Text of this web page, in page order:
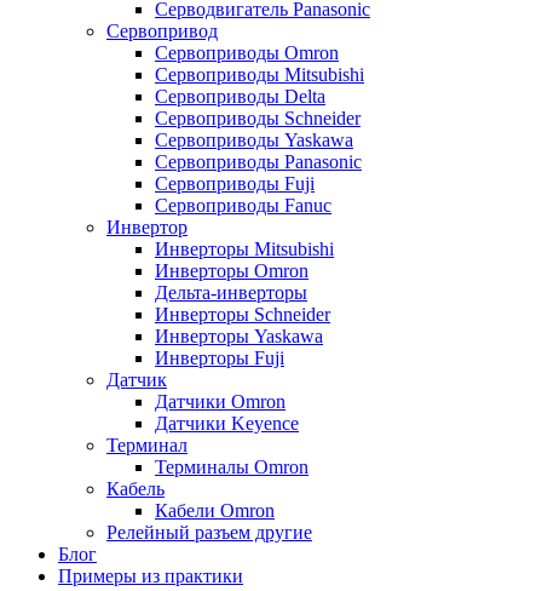
Серводвигатель Panasonic
Сервопривод
Сервоприводы Omron
Сервоприводы Mitsubishi
Сервоприводы Delta
Сервоприводы Schneider
Сервоприводы Yaskawa
Сервоприводы Panasonic
Сервоприводы Fuji
Сервоприводы Fanuc
Инвертор
Инверторы Mitsubishi
Инверторы Omron
Дельта-инверторы
Инверторы Schneider
Инверторы Yaskawa
Инверторы Fuji
Датчик
Датчики Omron
Датчики Keyence
Терминал
Терминалы Omron
Кабель
Кабели Omron
Релейный разъем другие
Блог
Примеры из практики